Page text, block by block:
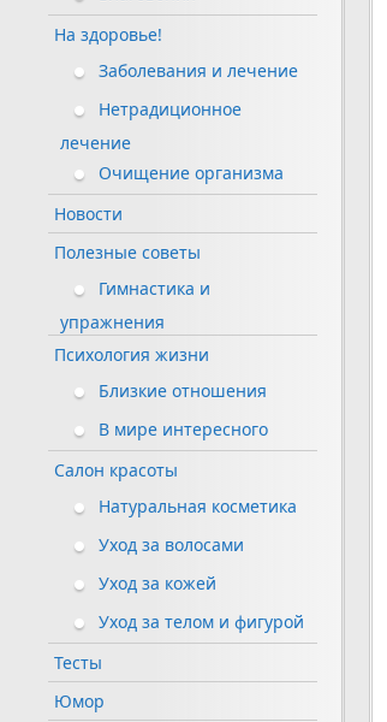
На здоровье!
Заболевания и лечение
Нетрадиционное
лечение
Очищение организма
Новости
Полезные советы
Гимнастика и
упражнения
Психология жизни
Близкие отношения
В мире интересного
Салон красоты
Натуральная косметика
Уход за волосами
Уход за кожей
Уход за телом и фигурой
Тесты
Юмор